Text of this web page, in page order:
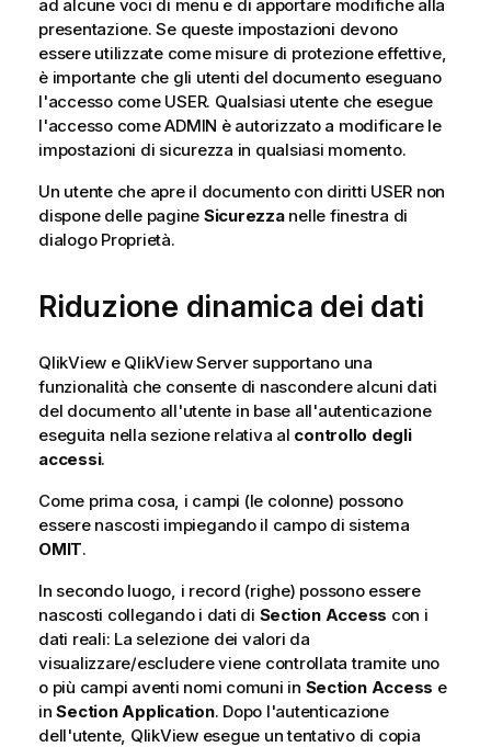
ad alcune voci di menu e di apportare modifiche alla
presentazione. Se queste impostazioni devono
essere utilizzate come misure di protezione effettive,
è importante che gli utenti del documento eseguano
l'accesso come USER. Qualsiasi utente che esegue
l'accesso come ADMIN è autorizzato a modificare le
impostazioni di sicurezza in qualsiasi momento.
Un utente che apre il documento con diritti USER non
dispone delle pagine Sicurezza nelle finestra di
dialogo Proprietà.
Riduzione dinamica dei dati
QlikView e QlikView Server supportano una
funzionalità che consente di nascondere alcuni dati
del documento all'utente in base all'autenticazione
eseguita nella sezione relativa al controllo degli
accessi.
Come prima cosa, i campi (le colonne) possono
essere nascosti impiegando il campo di sistema
OMIT.
In secondo luogo, i record (righe) possono essere
nascosti collegando i dati di Section Access con i
dati reali: La selezione dei valori da
visualizzare/escludere viene controllata tramite uno
o più campi aventi nomi comuni in Section Access e
inSection Application. Dopo l'autenticazione
dell'utente, QlikView esegue un tentativo di copia